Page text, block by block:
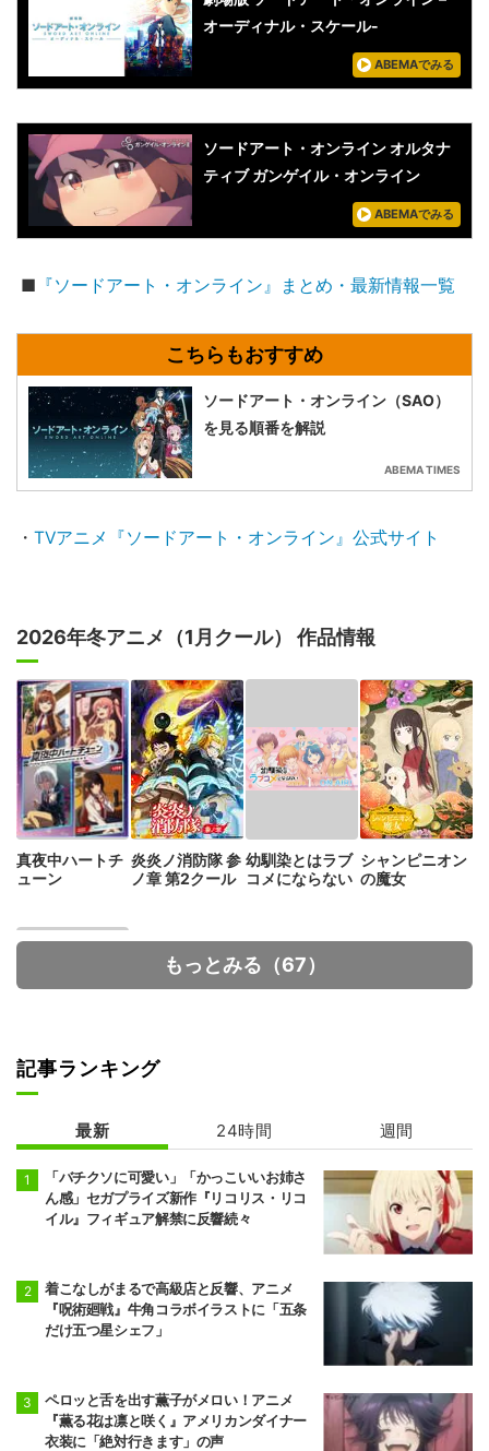
オーディナル・スケール-
ABEMAでみる
ソードアート・オンライン オルタナ
ティブ ガンゲイル・オンライン
ABEMAでみる
■ 『ソードアート・オンライン』まとめ・最新情報一覧
ソードアート・オンライン（SAO）
を見る順番を解説
ABEMA TIMES
・ TVアニメ『ソードアート・オンライン』公式サイト
2026年冬アニメ（1月クール） 作品情報
真夜中ハートチ
ューン
炎炎ノ消防隊 参
ノ章 第2クール
幼馴染とはラブ
コメにならない
シャンピニオン
の魔女
もっとみる（67）
記事ランキング
最新 24時間 週間
「バチクソに可愛い」「かっこいいお姉さ
ん感」セガプライズ新作『リコリス・リコ
イル』フィギュア解禁に反響続々
着こなしがまるで高級店と反響、アニメ
『呪術廻戦』牛角コラボイラストに「五条
だけ五つ星シェフ」
ペロッと舌を出す薫子がメロい！アニメ
『薫る花は凛と咲く』アメリカンダイナー
衣装に「絶対行きます」の声